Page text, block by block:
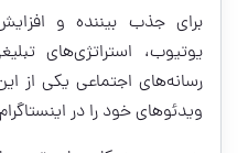
برای جذب بیننده و
یوتیوب، استراتژی‌های
رسانه‌های اجتماعی یکی از
ویدئوهای خود را در